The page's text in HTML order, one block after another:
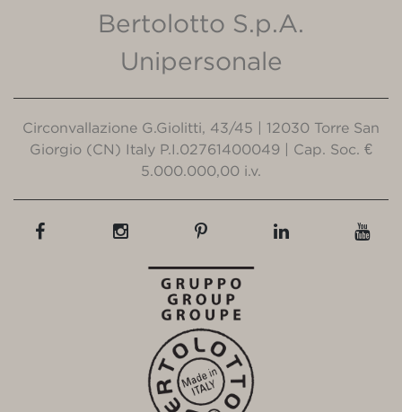
Bertolotto S.p.A.
Unipersonale
Circonvallazione G.Giolitti, 43/45 | 12030 Torre San
Giorgio (CN) Italy P.I.02761400049 | Cap. Soc. €
5.000.000,00 i.v.